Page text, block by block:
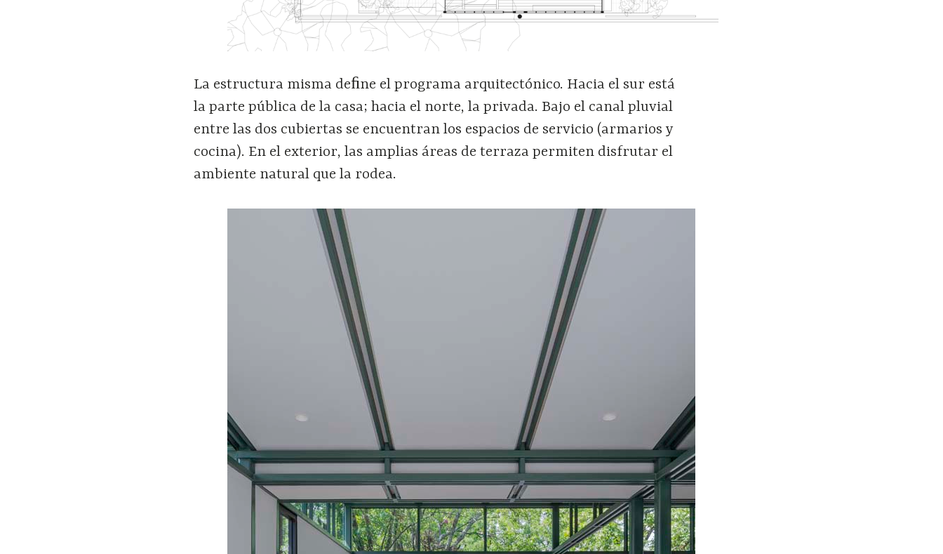
La estructura misma deﬁne el programa arquitectónico. Hacia el sur está
la parte pública de la casa; hacia el norte, la privada. Bajo el canal pluvial
entre las dos cubiertas se encuentran los espacios de servicio (armarios y
cocina). En el exterior, las amplias áreas de terraza permiten disfrutar el
ambiente natural que la rodea.